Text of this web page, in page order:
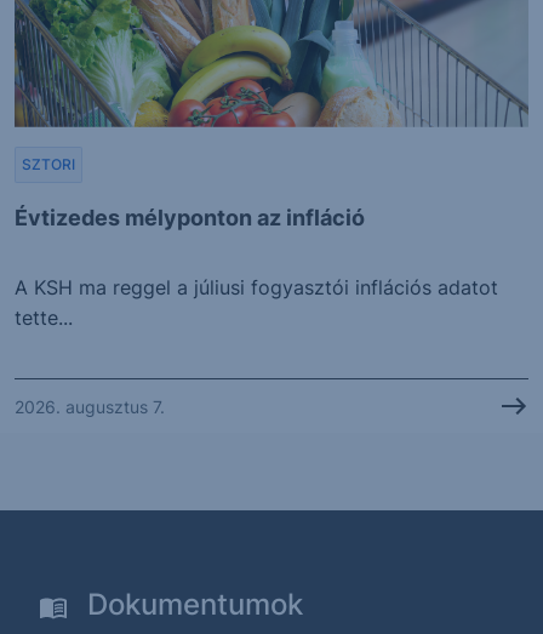
Évtizedes mélyponton az infláció
SZTORI
A KSH ma reggel a júliusi fogyasztói inflációs adatot
tette...
2026. augusztus 7.
Dokumentumok